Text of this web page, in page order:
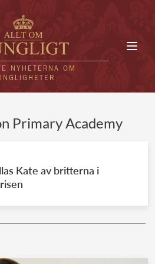
NYHETERNA OM
KUNGAHUS
kungahuset
Primary Academy
Kate av britterna i